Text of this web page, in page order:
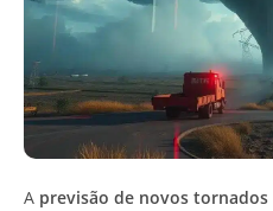
A previsão de novos tornados